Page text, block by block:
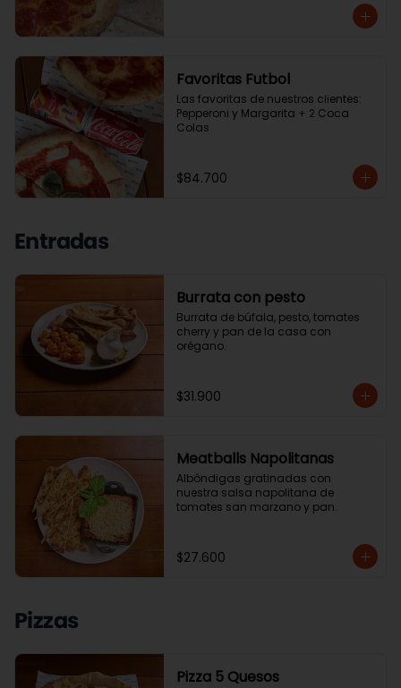
Favoritas Futbol
Las favoritas de nuestros clientes:
Pepperoni y Margarita + 2 Coca
Colas
$84.700
Entradas
Burrata con pesto
Burrata de búfala, pesto, tomates
cherry y pan de la casa con
orégano.
$31.900
Meatballs Napolitanas
Albóndigas gratinadas con
nuestra salsa napolitana de
tomates san marzano y pan.
$27.600
Pizzas
Pizza 5 Quesos